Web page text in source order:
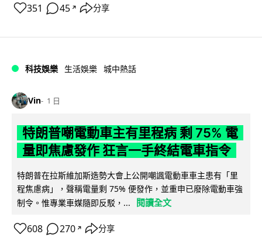
351 45 ↗ 分享
科技娛樂 生活娛樂 城中熱話
Vin 1 日
特朗普嘲電動車主有里程病 剩 75% 電
量即焦慮發作 狂言一手終結電車指令
特朗普在拉斯維加斯造勢大會上公開嘲諷電動車車主患有「里
程焦慮病」，聲稱電量剩 75% 便發作，並重申已廢除電動車強
制令。惟專業車媒隨即反駁，...
閱讀全文
608 270 ↗ 分享